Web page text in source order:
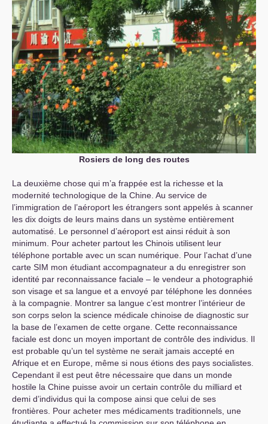
Rosiers de long des routes
La deuxième chose qui m’a frappée est la richesse et la
modernité technologique de la Chine. Au service de
l’immigration de l’aéroport les étrangers sont appelés à scanner
les dix doigts de leurs mains dans un système entièrement
automatisé. Le personnel d’aéroport est ainsi réduit à son
minimum. Pour acheter partout les Chinois utilisent leur
téléphone portable avec un scan numérique. Pour l’achat d’une
carte SIM mon étudiant accompagnateur a du enregistrer son
identité par reconnaissance faciale – le vendeur a photographié
son visage et sa langue et a envoyé par téléphone les données
à la compagnie. Montrer sa langue c’est montrer l’intérieur de
son corps selon la science médicale chinoise de diagnostic sur
la base de l’examen de cette organe. Cette reconnaissance
faciale est donc un moyen important de contrôle des individus. Il
est probable qu’un tel système ne serait jamais accepté en
Afrique et en Europe, même si nous étions des pays socialistes.
Cependant il est peut être nécessaire que dans un monde
hostile la Chine puisse avoir un certain contrôle du milliard et
demi d’individus qui la compose ainsi que celui de ses
frontières. Pour acheter mes médicaments traditionnels, une